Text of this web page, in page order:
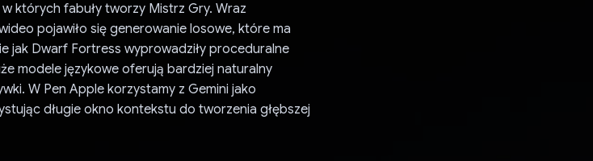
których fabuły tworzy Mistrz Gry. Wraz
pojawiło się generowanie losowe, które ma
jak Dwarf Fortress wyprowadziły proceduralne
modele językowe oferują bardziej naturalny
W Pen Apple korzystamy z Gemini jako
długie okno kontekstu do tworzenia głębszej